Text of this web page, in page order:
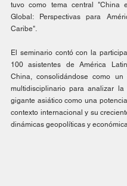
tuvo como tema central "China
Global: Perspectivas para
Caribe".
El seminario contó con la
100 asistentes de América
China, consolidándose como un
multidisciplinario para analizar la
gigante asiático como una
contexto internacional y su
dinámicas geopolíticas y